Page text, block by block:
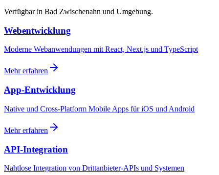
Verfügbar in Bad Zwischenahn und Umgebung.
Webentwicklung
Moderne Webanwendungen mit React, Next.js und TypeScript
Mehr erfahren
App-Entwicklung
Native und Cross-Platform Mobile Apps für iOS und Android
Mehr erfahren
API-Integration
Nahtlose Integration von Drittanbieter-APIs und Systemen